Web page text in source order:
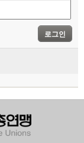
로그인